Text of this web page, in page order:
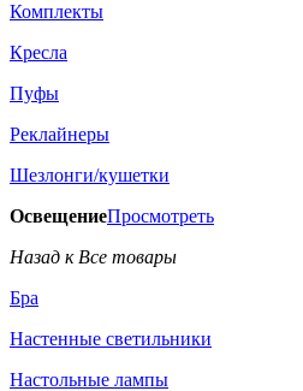
Комплекты
Кресла
Пуфы
Реклайнеры
Шезлонги/кушетки
ОсвещениеПросмотреть
Назад к Все товары
Бра
Настенные светильники
Настольные лампы